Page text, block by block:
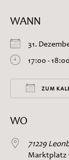
WANN
31.
17:00 - 18:00
ZUM
WO
71229
Marktplatz